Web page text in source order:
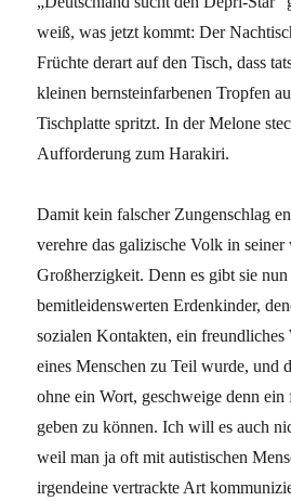
weiß, was jetzt kommt: Der
Früchte derart auf den Tisch, dass
kleinen bernsteinfarbenen Tropfen
Tischplatte spritzt. In der Melone
Aufforderung zum Harakiri.
Damit kein falscher Zungenschlag
verehre das galizische Volk in seiner
Großherzigkeit. Denn es gibt sie nun
bemitleidenswerten Erdenkinder,
sozialen Kontakten, ein
eines Menschen zu Teil wurde, und
ohne ein Wort, geschweige denn
geben zu können. Ich will es auch
weil man ja oft mit autistischen
irgendeine vertrackte Art